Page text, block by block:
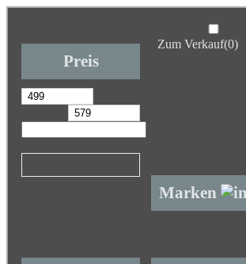
Preis
Zum Verkauf(0)
Marken